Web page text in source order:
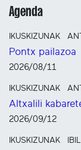
Agenda
IKUSKIZUNAK
Pontx pailazoa
2026/08/11
IKUSKIZUNAK
Altxalili
2026/09/12
IKUSKIZUNAK